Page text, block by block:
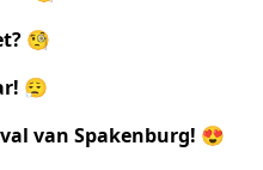
🧐
😮‍💨
van Spakenburg! 😍